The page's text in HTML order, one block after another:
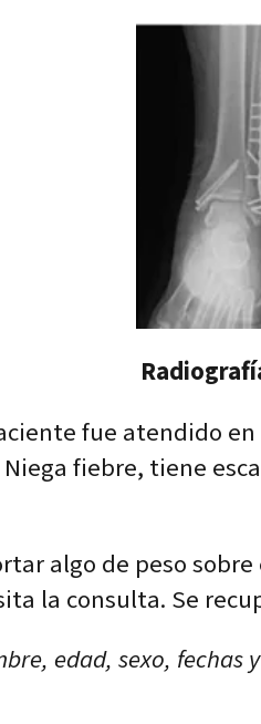
fue atendido
fiebre, tiene
algo de peso
la consulta. Se
edad, sexo,